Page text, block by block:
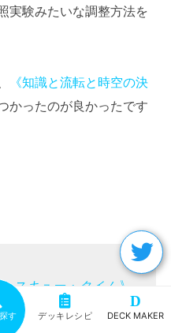
実験みたいな調整方法を
《知識と流転と時空の決
かったのが良かったです
レスキュー・タイム》
す デッキレシピ
D
DECK MAKER